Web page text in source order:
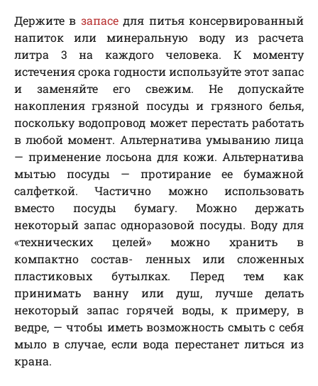
Держите в запаседля питья консервированный
напиток или минеральную воду из расчета
литра 3 на каждого человека. К моменту
истечения срока годности используйте этот запас
и заменяйте его свежим. Не допускайте
накопления грязной посуды и грязного белья,
поскольку водопровод может перестать работать
в любой момент. Альтернатива умыванию лица
— применение лосьона для кожи. Альтернатива
мытью посуды — протирание ее бумажной
салфеткой. Частично можно использовать
вместо посуды бумагу. Можно держать
некоторый запас одноразовой посуды. Воду для
«технических целей» можно хранить в
компактно состав- ленных или сложенных
пластиковых бутылках. Перед тем как
принимать ванну или душ, лучше делать
некоторый запас горячей воды, к примеру, в
ведре, — чтобы иметь возможность смыть с себя
мыло в случае, если вода перестанет литься из
крана.